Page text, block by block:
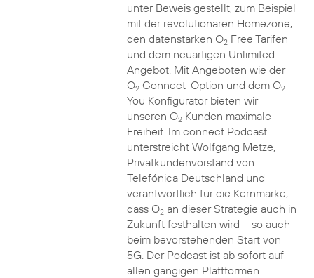
unter Beweis gestellt, zum Beispiel
mit der revolutionären Homezone,
den datenstarken O2Free Tarifen
und dem neuartigen Unlimited-
Angebot. Mit Angeboten wie der
O2Connect-Option und dem O2
You Konfigurator bieten wir
unseren O2Kunden maximale
Freiheit. Im connect Podcast
unterstreicht Wolfgang Metze,
Privatkundenvorstand von
Telefónica Deutschland und
verantwortlich für die Kernmarke,
dass O2an dieser Strategie auch in
Zukunft festhalten wird – so auch
beim bevorstehenden Start von
5G. Der Podcast ist ab sofort auf
allen gängigen Plattformen